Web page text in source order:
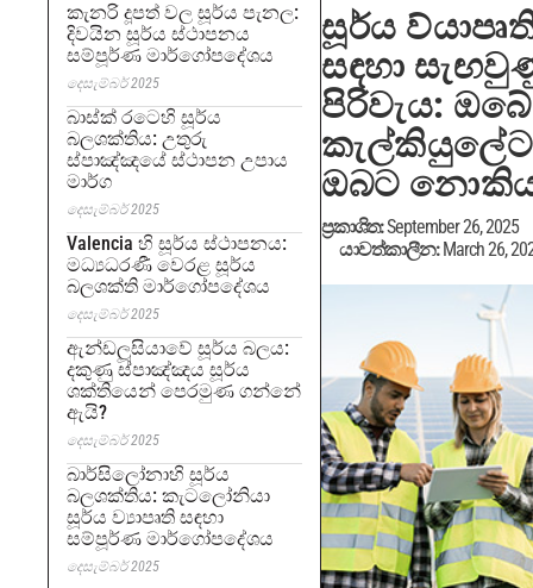
කැනරි දූපත් වල සූර්ය පැනල:
දිවයින සූර්ය ස්ථාපනය
සම්පූර්ණ මාර්ගෝපදේශය
දෙසැම්බර් 2025
බාස්ක් රටෙහි සූර්ය
බලශක්තිය: උතුරු
ස්පාඤ්ඤයේ ස්ථාපන උපාය
මාර්ග
දෙසැම්බර් 2025
Valencia හි සූර්ය ස්ථාපනය:
මධ්‍යධරණී වෙරළ සූර්ය
බලශක්ති මාර්ගෝපදේශය
දෙසැම්බර් 2025
ඇන්ඩලූසියාවේ සූර්ය බලය:
දකුණු ස්පාඤ්ඤය සූර්ය
ශක්තියෙන් පෙරමුණ ගන්නේ
ඇයි?
දෙසැම්බර් 2025
බාර්සිලෝනාහි සූර්ය
බලශක්තිය: කැටලෝනියා
සූර්ය ව්‍යාපෘති සඳහා
සම්පූර්ණ මාර්ගෝපදේශය
දෙසැම්බර් 2025
සූර්ය
සඳහා
පිරිවැය: ඔබේ
ඔබට
ප්‍රකාශිත:September 26, 2025
යාවත්කාලීන: March 26,